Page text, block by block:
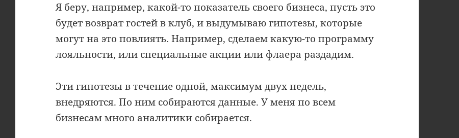
Я беру, например, какой-то показатель своего бизнеса, пусть это
будет возврат гостей в клуб, и выдумываю гипотезы, которые
могут на это повлиять. Например, сделаем какую-то программу
лояльности, или специальные акции или флаера раздадим.
Эти гипотезы в течение одной, максимум двух недель,
внедряются. По ним собираются данные. У меня по всем
бизнесам много аналитики собирается.